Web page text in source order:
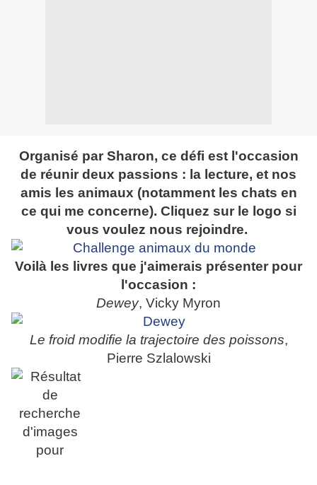
Organisé par Sharon, ce défi est l'occasion
de réunir deux passions : la lecture, et nos
amis les animaux (notamment les chats en
ce qui me concerne). Cliquez sur le logo si
vous voulez nous rejoindre.
Voilà les livres que j'aimerais présenter pour
l'occasion :
Dewey, Vicky Myron
Le froid modifie la trajectoire des poissons,
Pierre Szlalowski